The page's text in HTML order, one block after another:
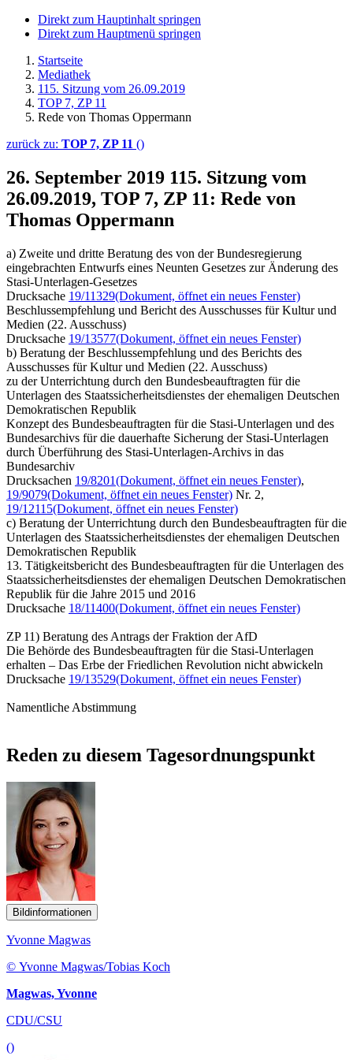
Direkt zum Hauptinhalt springen
Direkt zum Hauptmenü springen
Startseite
Mediathek
115. Sitzung vom 26.09.2019
TOP 7, ZP 11
Rede von Thomas Oppermann
zurück zu: TOP 7, ZP 11 ()
26. September 2019 115. Sitzung vom
26.09.2019, TOP 7, ZP 11: Rede von
Thomas Oppermann
a) Zweite und dritte Beratung des von der Bundesregierung
eingebrachten Entwurfs eines Neunten Gesetzes zur Änderung des
Stasi-Unterlagen-Gesetzes
Drucksache 19/11329(Dokument, öffnet ein neues Fenster)
Beschlussempfehlung und Bericht des Ausschusses für Kultur und
Medien (22. Ausschuss)
Drucksache 19/13577(Dokument, öffnet ein neues Fenster)
b) Beratung der Beschlussempfehlung und des Berichts des
Ausschusses für Kultur und Medien (22. Ausschuss)
zu der Unterrichtung durch den Bundesbeauftragten für die
Unterlagen des Staatssicherheitsdienstes der ehemaligen Deutschen
Demokratischen Republik
Konzept des Bundesbeauftragten für die Stasi-Unterlagen und des
Bundesarchivs für die dauerhafte Sicherung der Stasi-Unterlagen
durch Überführung des Stasi-Unterlagen-Archivs in das
Bundesarchiv
Drucksachen 19/8201(Dokument, öffnet ein neues Fenster),
19/9079(Dokument, öffnet ein neues Fenster) Nr. 2,
19/12115(Dokument, öffnet ein neues Fenster)
c) Beratung der Unterrichtung durch den Bundesbeauftragten für die
Unterlagen des Staatssicherheitsdienstes der ehemaligen Deutschen
Demokratischen Republik
13. Tätigkeitsbericht des Bundesbeauftragten für die Unterlagen des
Staatssicherheitsdienstes der ehemaligen Deutschen Demokratischen
Republik für die Jahre 2015 und 2016
Drucksache 18/11400(Dokument, öffnet ein neues Fenster)
ZP 11) Beratung des Antrags der Fraktion der AfD
Die Behörde des Bundesbeauftragten für die Stasi-Unterlagen
erhalten – Das Erbe der Friedlichen Revolution nicht abwickeln
Drucksache 19/13529(Dokument, öffnet ein neues Fenster)
Namentliche Abstimmung
Reden zu diesem Tagesordnungspunkt
Bildinformationen
Yvonne Magwas
© Yvonne Magwas/Tobias Koch
Magwas, Yvonne
CDU/CSU
()